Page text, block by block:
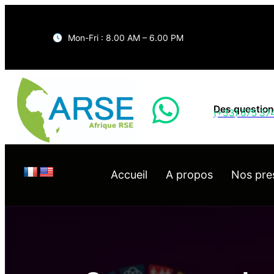
Mon-Fri : 8.00 AM – 6.00 PM
Des
(+33) 675
Accueil A propos Nos